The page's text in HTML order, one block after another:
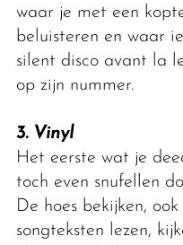
waar je met een
beluisteren en waar
silent disco avant la
op zijn nummer.
3. Vinyl
Het eerste wat je
toch even snufellen
De hoes bekijken,
songteksten lezen,